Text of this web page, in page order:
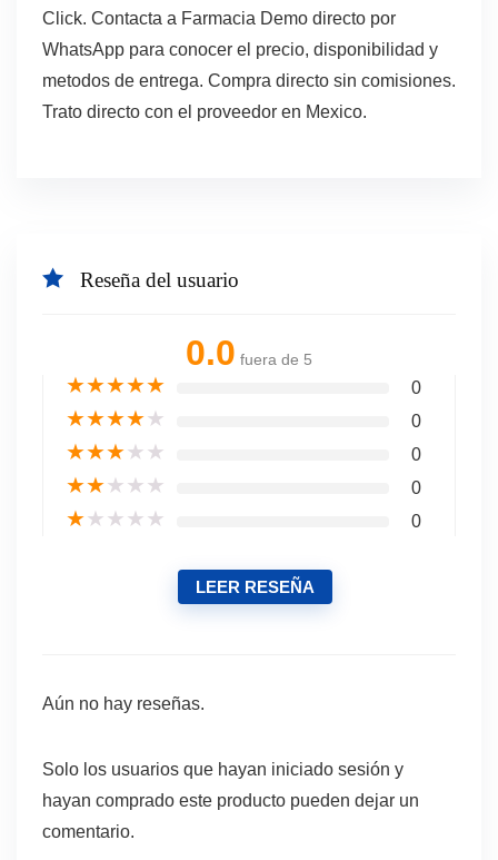
Click. Contacta a Farmacia Demo directo por
WhatsApp para conocer el precio, disponibilidad y
metodos de entrega. Compra directo sin comisiones.
Trato directo con el proveedor en Mexico.
Reseña del usuario
0.0 fuera de 5
★★★★★ 0
★★★★★ 0
★★★★★ 0
★★★★★ 0
★★★★★ 0
LEER RESEÑA
Aún no hay reseñas.
Solo los usuarios que hayan iniciado sesión y
hayan comprado este producto pueden dejar un
comentario.